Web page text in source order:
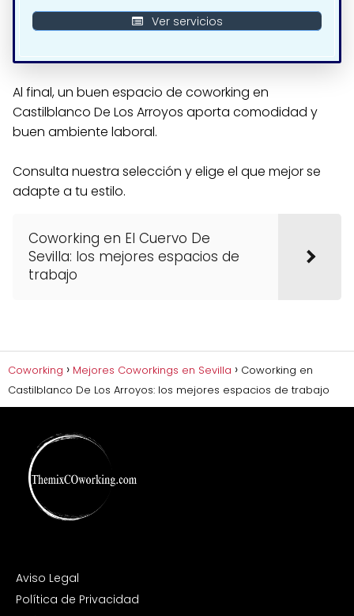
Ver servicios
Al final, un buen espacio de coworking en
Castilblanco De Los Arroyos aporta comodidad y
buen ambiente laboral.
Consulta nuestra selección y elige el que mejor se
adapte a tu estilo.
Coworking en El Cuervo De
Sevilla: los mejores espacios de
trabajo
Coworking Mejores Coworkings en Sevilla
Coworking en
Castilblanco De Los Arroyos: los mejores espacios de trabajo
Aviso Legal
Política de Privacidad